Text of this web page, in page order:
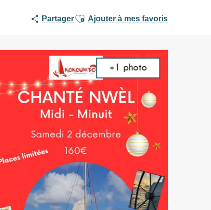
PartagerAjouter aux favoris
Ajouter à mes favoris
+1 photo